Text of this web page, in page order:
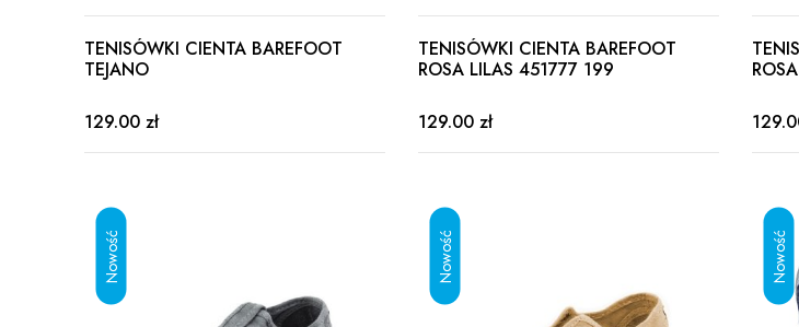
TENISÓWKI CIENTA BAREFOOT
TEJANO
129.00 zł
TENISÓWKI CIENTA BAREFOOT
ROSA LILAS 451777 199
129.00 zł